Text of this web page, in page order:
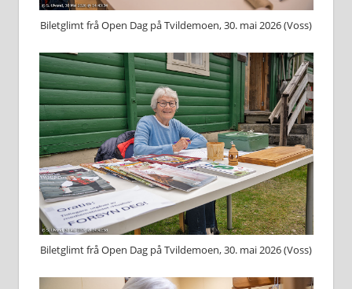
Biletglimt frå Open Dag på Tvildemoen, 30. mai 2026 (Voss)
Biletglimt frå Open Dag på Tvildemoen, 30. mai 2026 (Voss)